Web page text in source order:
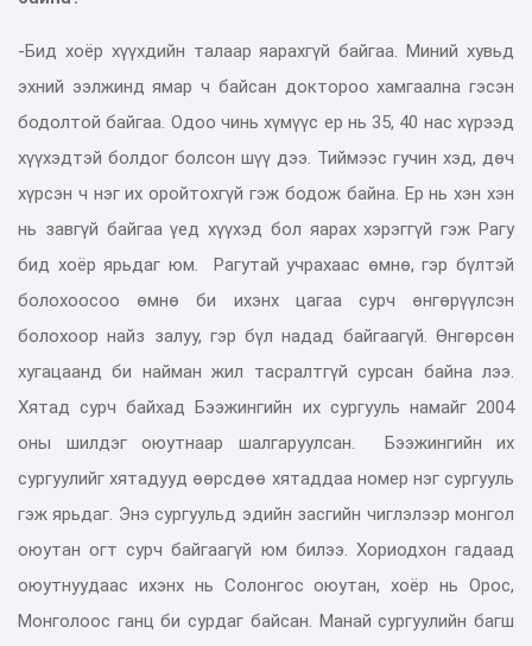
-Бид хоёр хүүхдийн талаар яарахгүй байгаа. Миний хувьд
эхний ээлжинд ямар ч байсан доктороо хамгаална гэсэн
бодолтой байгаа. Одоо чинь хүмүүс ер нь 35, 40 нас хүрээд
хүүхэдтэй болдог болсон шүү дээ. Тиймээс гучин хэд, дөч
хүрсэн ч нэг их оройтохгүй гэж бодож байна. Ер нь хэн хэн
нь завгүй байгаа үед хүүхэд бол яарах хэрэггүй гэж Рагу
бид хоёр ярьдаг юм. Рагутай учрахаас өмнө, гэр бүлтэй
болохоосоо өмнө би ихэнх цагаа сурч өнгөрүүлсэн
болохоор найз залуу, гэр бүл надад байгаагүй. Өнгөрсөн
хугацаанд би найман жил тасралтгүй сурсан байна лээ.
Хятад сурч байхад Бээжингийн их сургууль намайг 2004
оны шилдэг оюутнаар шалгаруулсан. Бээжингийн их
сургуулийг хятадууд өөрсдөө хятаддаа номер нэг сургууль
гэж ярьдаг. Энэ сургуульд эдийн засгийн чиглэлээр монгол
оюутан огт сурч байгаагүй юм билээ. Хориодхон гадаад
оюутнуудаас ихэнх нь Солонгос оюутан, хоёр нь Орос,
Монголоос ганц би сурдаг байсан. Манай сургуулийн багш